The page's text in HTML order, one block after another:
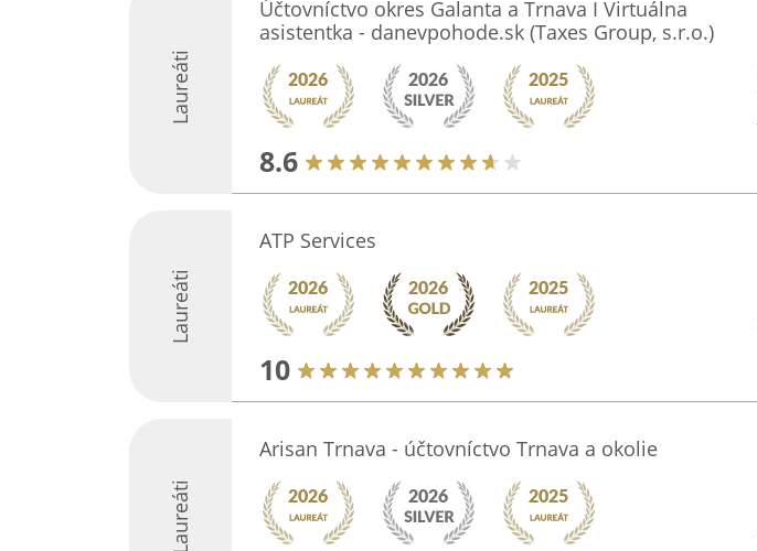
Laureáti
Účtovníctvo okres Galanta a Trnava I Virtuálna
asistentka - danevpohode.sk (Taxes Group, s.r.o.)
8.6
Laureáti
ATP Services
10
Laureáti
Arisan Trnava - účtovníctvo Trnava a okolie